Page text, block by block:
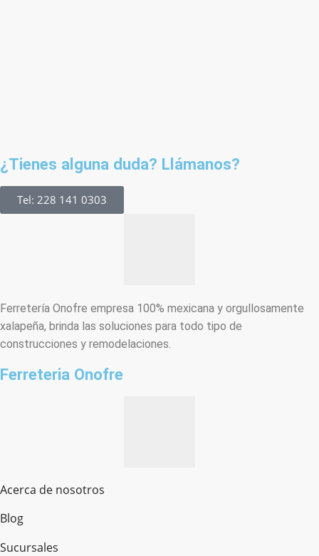
¿Tienes alguna duda? Llámanos?
Tel: 228 141 0303
Ferretería Onofre empresa 100% mexicana y orgullosamente
xalapeña, brinda las soluciones para todo tipo de
construcciones y remodelaciones.
Ferreteria Onofre
Acerca de nosotros
Blog
Sucursales